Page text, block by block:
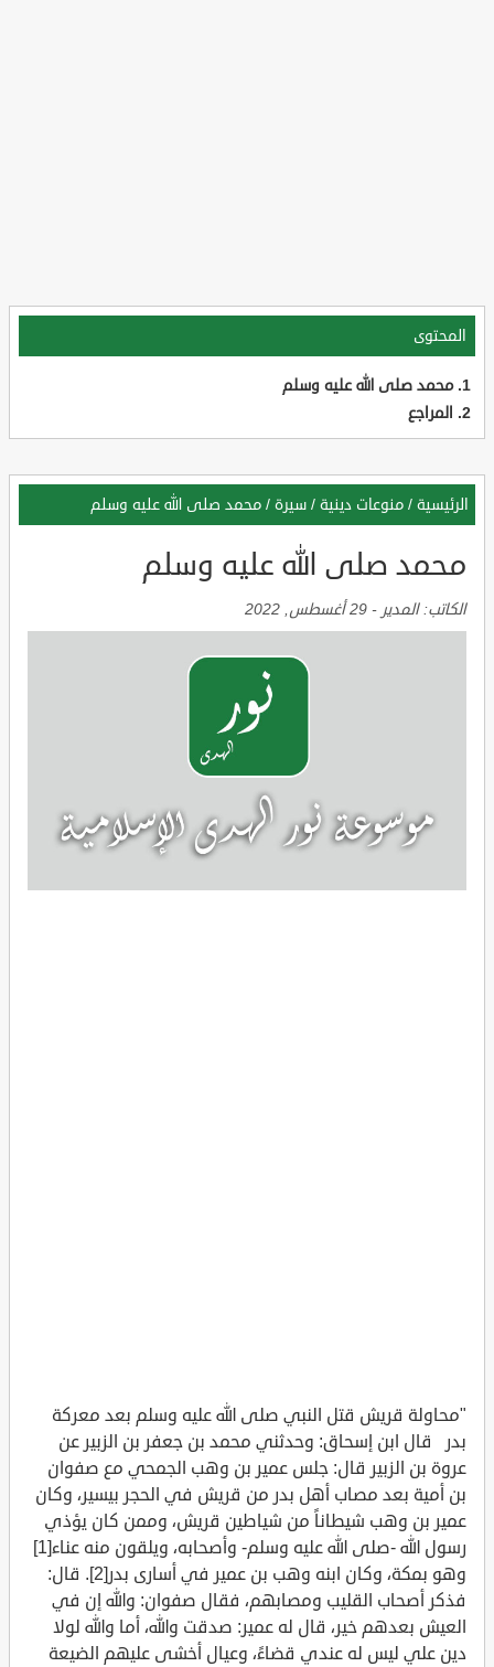
المحتوى
محمد صلى الله عليه وسلم
المراجع
الرئيسية / منوعات دينية / سيرة / محمد صلى الله عليه وسلم
محمد صلى الله عليه وسلم
الكاتب:المدير - 29 أغسطس, 2022
"محاولة قريش قتل النبي صلى الله عليه وسلم بعد معركة
بدر قال ابن إسحاق: وحدثني محمد بن جعفر بن الزبير عن
عروة بن الزبير قال: جلس عمير بن وهب الجمحي مع صفوان
بن أمية بعد مصاب أهل بدر من قريش في الحجر بيسير، وكان
عمير بن وهب شيطاناً من شياطين قريش، وممن كان يؤذي
رسول الله -صلى الله عليه وسلم- وأصحابه، ويلقون منه عناء[1]
وهو بمكة، وكان ابنه وهب بن عمير في أسارى بدر[2]. قال:
فذكر أصحاب القليب ومصابهم، فقال صفوان: والله إن في
العيش بعدهم خير، قال له عمير: صدقت والله، أما والله لولا
دين علي ليس له عندي قضاءً، وعيال أخشى عليهم الضيعة